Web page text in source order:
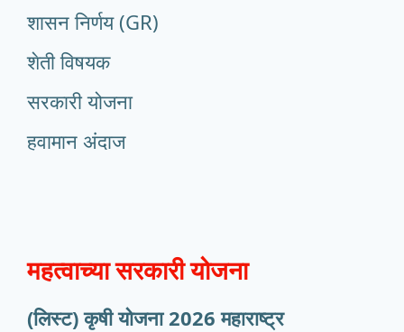
शासन निर्णय (GR)
शेती विषयक
सरकारी योजना
हवामान अंदाज
महत्वाच्या सरकारी योजना
(लिस्ट) कृषी योजना 2026 महाराष्ट्र